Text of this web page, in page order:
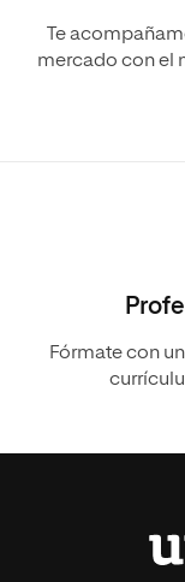
Te
mercado con el
Fórmate con